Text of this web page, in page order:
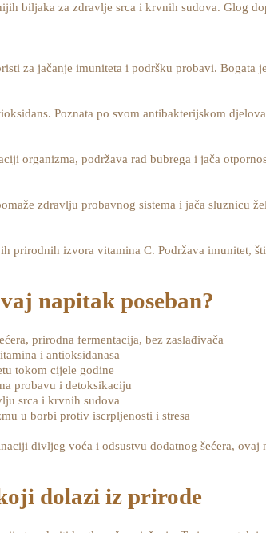
biljaka za zdravlje srca i krvnih sudova. Glog
za jačanje imuniteta i podršku probavi.
Poznata po svom antibakterijskom
organizma, podržava rad bubrega i jača
zdravlju probavnog sistema i jača sluznicu
prirodnih izvora vitamina C. Podržava imunitet,
napitak poseban?
prirodna fermentacija, bez zaslađivača
i antioksidanasa
tokom cijele godine
probavu i detoksikaciju
srca i krvnih sudova
u borbi protiv iscrpljenosti i stresa
divljeg voća i odsustvu dodatnog šećera, ovaj
dolazi iz prirode